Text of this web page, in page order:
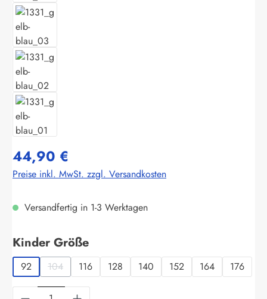
44,90 €
Preise inkl. MwSt. zzgl. Versandkosten
Versandfertig in 1-3 Werktagen
Kinder Größeauswählen
92 104
(Diese Option ist zurzeit nicht verfügbar.)
116 128 140 152 164 176
Produkt Anzahl: Gib den gewünschten